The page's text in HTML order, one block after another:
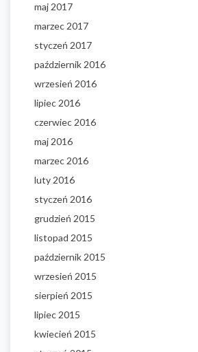
maj 2017
marzec 2017
styczeń 2017
październik 2016
wrzesień 2016
lipiec 2016
czerwiec 2016
maj 2016
marzec 2016
luty 2016
styczeń 2016
grudzień 2015
listopad 2015
październik 2015
wrzesień 2015
sierpień 2015
lipiec 2015
kwiecień 2015